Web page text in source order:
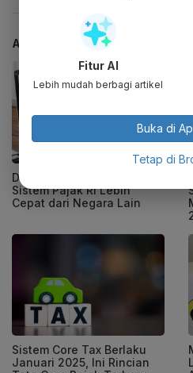
ARTIKEL TERKAIT
DJP Klaim Reformasi
Sistem Pajak RI Lebih
Cepat dari Negara Lain
Sistem Core Tax Berlaku
Januari 2025, Ini Rincian
Fitur AI
Lebih mudah berbagi artikel
Buka di
Tetap di